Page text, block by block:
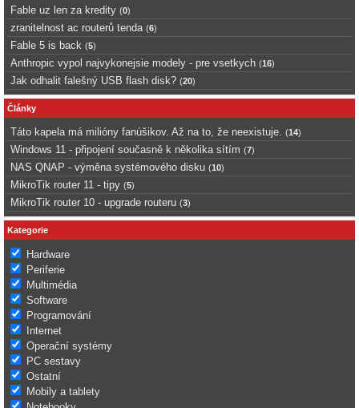
Fable uz len za kredity (0)
zranitelnost ac routerů tenda (6)
Fable 5 is back (5)
Anthropic vypol najvykonejsie modely - pre vsetkych (16)
Jak odhalit falešný USB flash disk? (20)
Články
Táto kapela má milióny fanúšikov. Až na to, že neexistuje. (14)
Windows 11 - připojení současně k několika sítím (7)
NAS QNAP - výměna systémového disku (10)
MikroTik router 11 - tipy (5)
MikroTik router 10 - upgrade routeru (3)
Kategorie
Hardware
Periferie
Multimédia
Software
Programování
Internet
Operační systémy
PC sestavy
Ostatní
Mobily a tablety